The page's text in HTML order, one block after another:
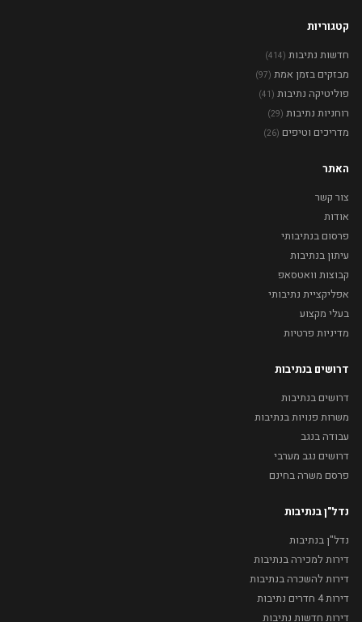
קטגוריות
חדשות נתיבות (414)
מבזקים בזמן אמת (97)
פוליטיקה נתיבות (41)
רוחניות נתיבות (29)
מדריכים וטיפים (26)
האתר
צור קשר
אודות
פרסום בנתיבותי
עיתון בנתיבות
קבוצות וואטסאפ
אפליקציית נתיבותי
בעלי מקצוע
מדיניות פרטיות
דרושים בנתיבות
דרושים בנתיבות
משרות פנויות בנתיבות
עבודה בנגב
דרושים נגב מערבי
פרסם משרה בחינם
נדל"ן בנתיבות
נדל"ן בנתיבות
דירות למכירה בנתיבות
דירות להשכרה בנתיבות
דירות 4 חדרים נתיבות
דירות חדשות נתיבות